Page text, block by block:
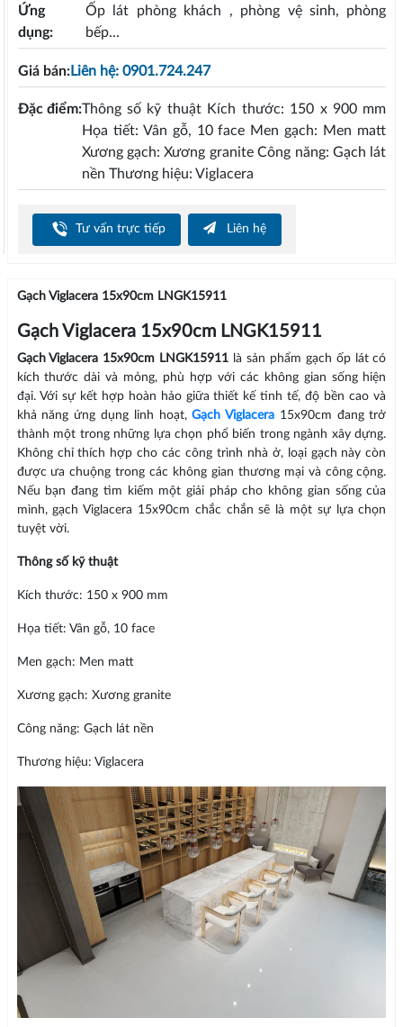
Ứng
dụng:
Ốp lát phòng khách , phòng vệ sinh, phòng
bếp...
Giá bán:Liên hệ: 0901.724.247
Đặc điểm:Thông số kỹ thuật Kích thước: 150 x 900 mm
Họa tiết: Vân gỗ, 10 face Men gạch: Men matt
Xương gạch: Xương granite Công năng: Gạch lát
nền Thương hiệu: Viglacera
Tư vấn trực tiếp Liên hệ
Gạch Viglacera 15x90cm LNGK15911
Gạch Viglacera 15x90cm LNGK15911
Gạch Viglacera 15x90cm LNGK15911 là sản phẩm gạch ốp lát có
kích thước dài và mỏng, phù hợp với các không gian sống hiện
đại. Với sự kết hợp hoàn hảo giữa thiết kế tinh tế, độ bền cao và
khả năng ứng dụng linh hoạt,Gạch Viglacera 15x90cm đang trở
thành một trong những lựa chọn phổ biến trong ngành xây dựng.
Không chỉ thích hợp cho các công trình nhà ở, loại gạch này còn
được ưa chuộng trong các không gian thương mại và công cộng.
Nếu bạn đang tìm kiếm một giải pháp cho không gian sống của
mình, gạch Viglacera 15x90cm chắc chắn sẽ là một sự lựa chọn
tuyệt vời.
Thông số kỹ thuật
Kích thước: 150 x 900 mm
Họa tiết: Vân gỗ, 10 face
Men gạch: Men matt
Xương gạch: Xương granite
Công năng: Gạch lát nền
Thương hiệu: Viglacera